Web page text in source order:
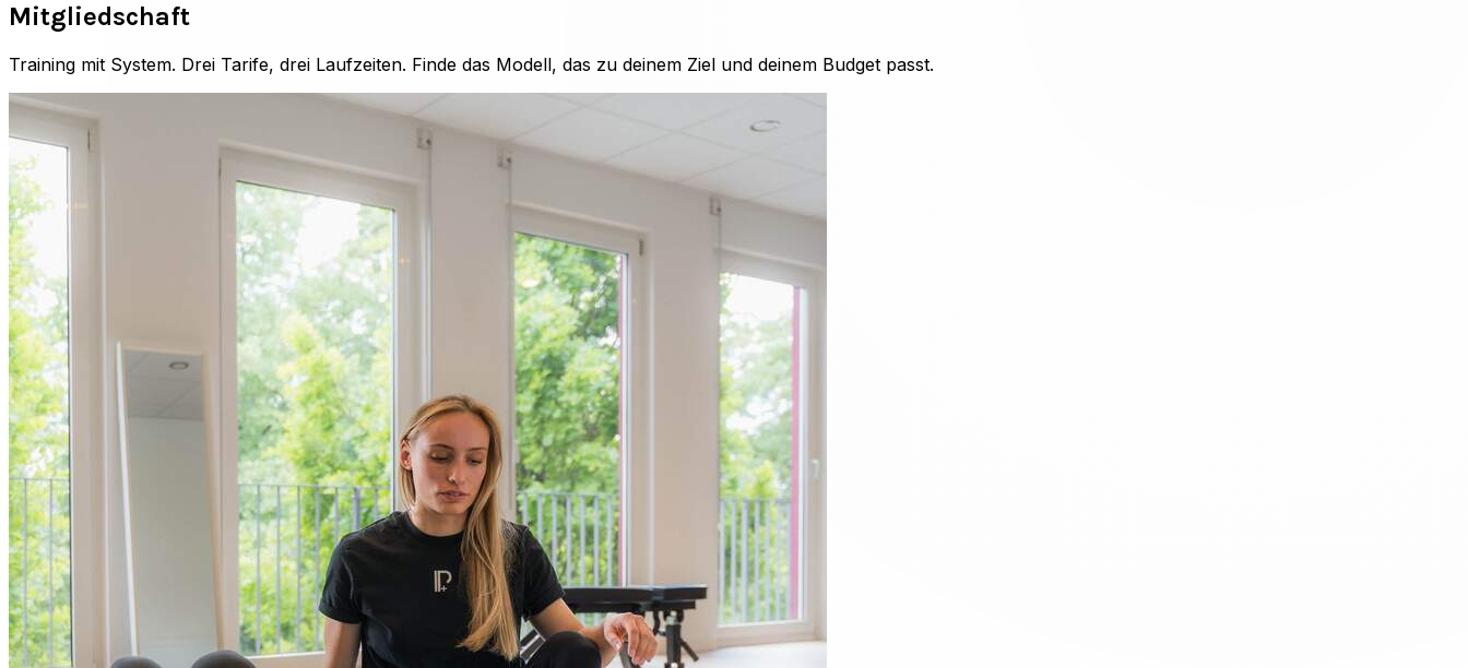
Mitgliedschaft
Training mit System. Drei Tarife, drei Laufzeiten. Finde das Modell, das zu deinem Ziel und deinem Budget passt.